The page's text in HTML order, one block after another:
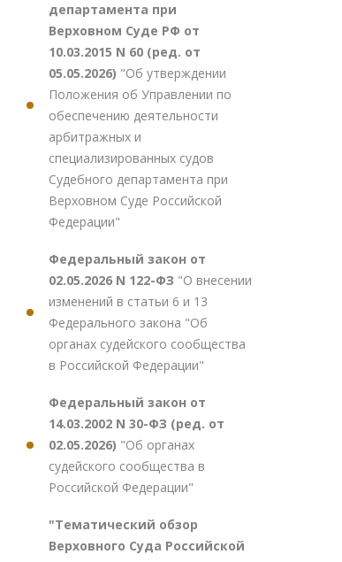
департамента при
Верховном Суде РФ от
10.03.2015 N 60 (ред. от
05.05.2026) "Об утверждении
Положения об Управлении по
обеспечению деятельности
арбитражных и
специализированных судов
Судебного департамента при
Верховном Суде Российской
Федерации"
Федеральный закон от
02.05.2026 N 122-ФЗ "О внесении
изменений в статьи 6 и 13
Федерального закона "Об
органах судейского сообщества
в Российской Федерации"
Федеральный закон от
14.03.2002 N 30-ФЗ (ред. от
02.05.2026) "Об органах
судейского сообщества в
Российской Федерации"
"Тематический обзор
Верховного Суда Российской